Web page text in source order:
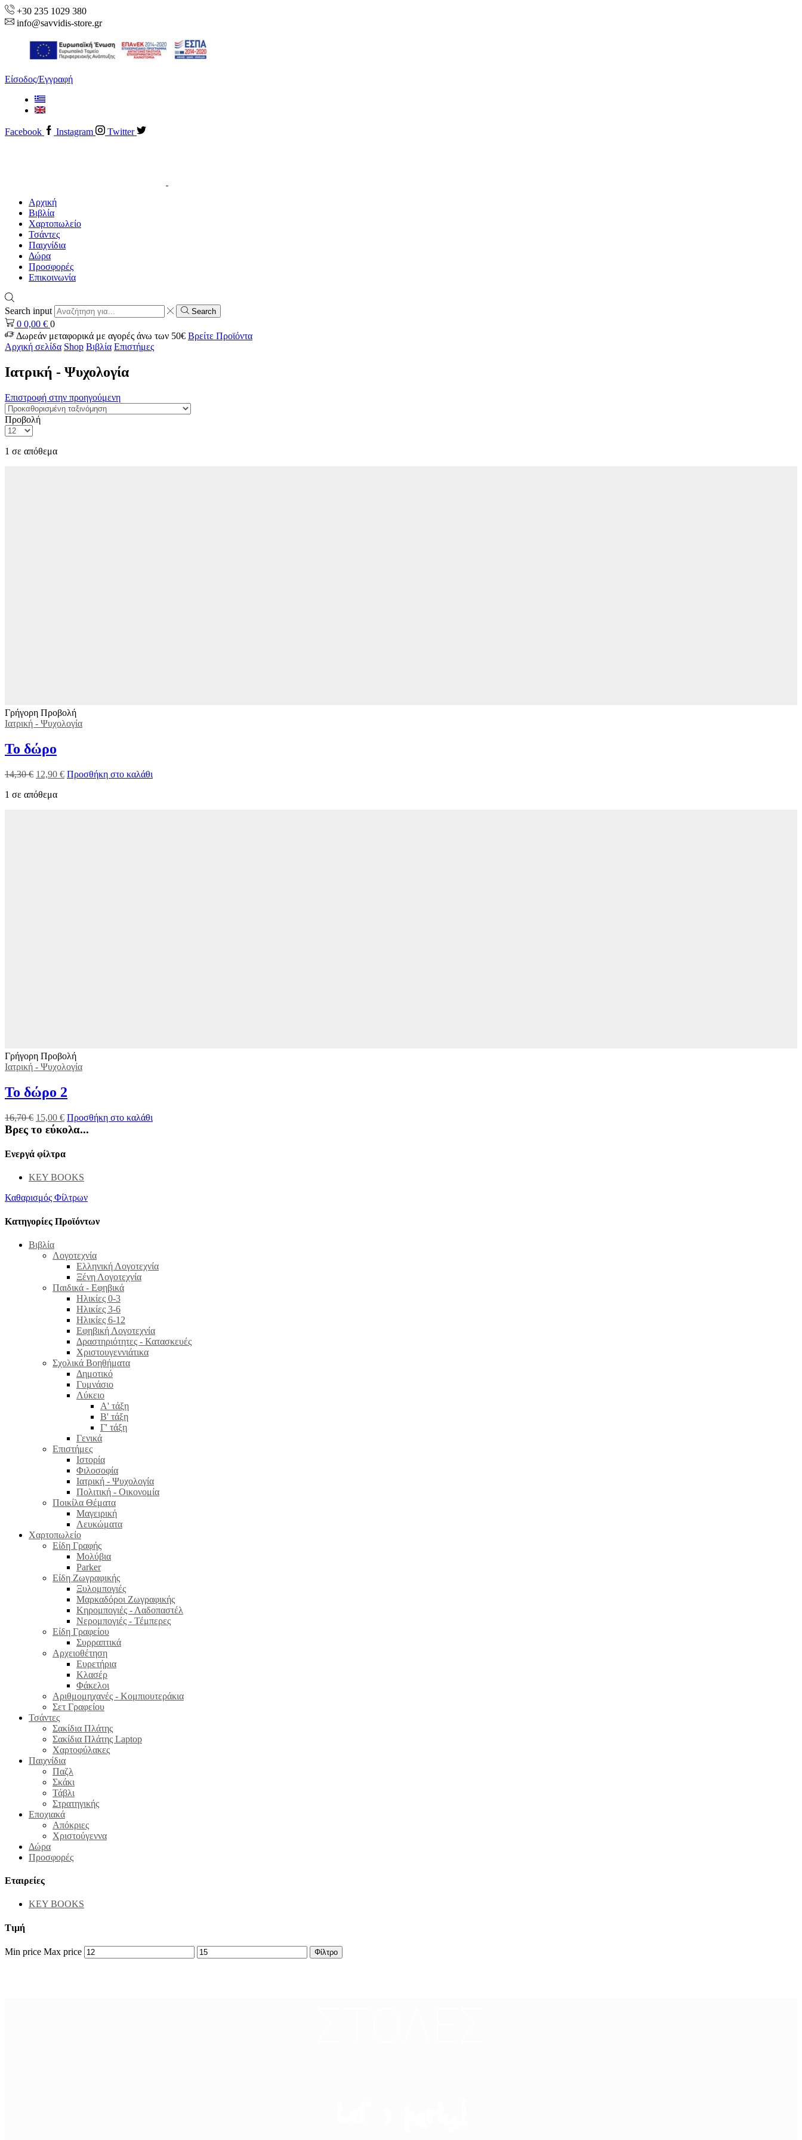
+30 235 1029 380
info@savvidis-store.gr
Είσοδος/Εγγραφή
Facebook Instagram Twitter
Αρχική
Βιβλία
Χαρτοπωλείο
Τσάντες
Παιχνίδια
Δώρα
Προσφορές
Επικοινωνία
Search input Search
0 0,00 € 0
Δωρεάν μεταφορικά με αγορές άνω των 50€ Βρείτε Προϊόντα
Αρχική σελίδα Shop Βιβλία Επιστήμες
Ιατρική - Ψυχολογία
Επιστροφή στην προηγούμενη
Προβολή
1 σε απόθεμα
Γρήγορη Προβολή
Ιατρική - Ψυχολογία
Το δώρο
14,30€ 12,90 € Προσθήκη στο καλάθι
1 σε απόθεμα
Γρήγορη Προβολή
Ιατρική - Ψυχολογία
Το δώρο 2
16,70€ 15,00 € Προσθήκη στο καλάθι
Βρες το εύκολα...
Ενεργά φίλτρα
KEY BOOKS
Καθαρισμός Φίλτρων
Κατηγορίες Προϊόντων
Βιβλία
Λογοτεχνία
Ελληνική Λογοτεχνία
Ξένη Λογοτεχνία
Παιδικά - Εφηβικά
Ηλικίες 0-3
Ηλικίες 3-6
Ηλικίες 6-12
Εφηβική Λογοτεχνία
Δραστηριότητες - Κατασκευές
Χριστουγεννιάτικα
Σχολικά Βοηθήματα
Δημοτικό
Γυμνάσιο
Λύκειο
Α' τάξη
Β' τάξη
Γ' τάξη
Γενικά
Επιστήμες
Ιστορία
Φιλοσοφία
Ιατρική - Ψυχολογία
Πολιτική - Οικονομία
Ποικίλα Θέματα
Μαγειρική
Λευκώματα
Χαρτοπωλείο
Είδη Γραφής
Μολύβια
Parker
Είδη Ζωγραφικής
Ξυλομπογιές
Μαρκαδόροι Ζωγραφικής
Κηρομπογιές - Λαδοπαστέλ
Νερομπογιές - Τέμπερες
Είδη Γραφείου
Συρραπτικά
Αρχειοθέτηση
Ευρετήρια
Κλασέρ
Φάκελοι
Αριθμομηχανές - Κομπιουτεράκια
Σετ Γραφείου
Τσάντες
Σακίδια Πλάτης
Σακίδια Πλάτης Laptop
Χαρτοφύλακες
Παιχνίδια
Παζλ
Σκάκι
Τάβλι
Στρατηγικής
Εποχιακά
Απόκριες
Χριστούγεννα
Δώρα
Προσφορές
Εταιρείες
KEY BOOKS
Τιμή
Min price Max price Φίλτρο